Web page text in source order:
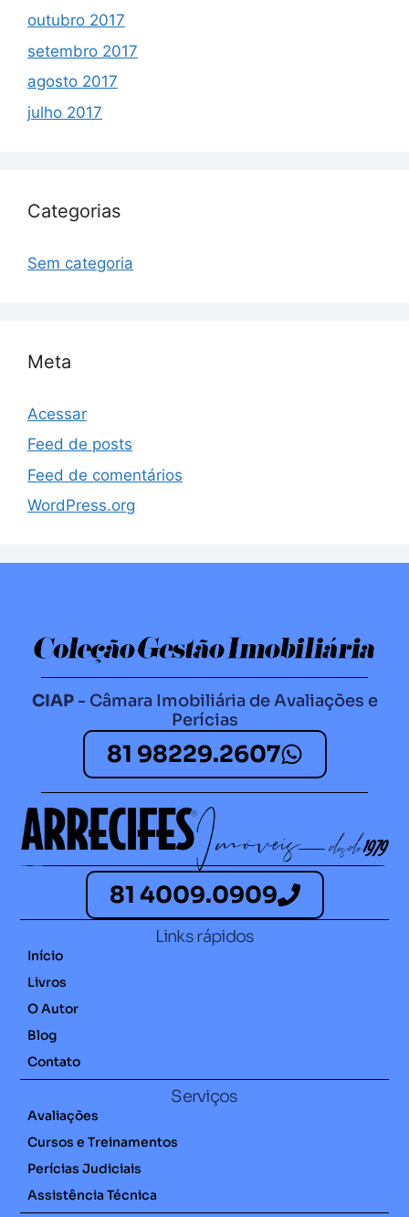
outubro 2017
setembro 2017
agosto 2017
julho 2017
Categorias
Sem categoria
Meta
Acessar
Feed de posts
Feed de comentários
WordPress.org
CIAP- Câmara Imobiliária de Avaliações e
Perícias
81 98229.2607​
81 4009.0909
Links rápidos
Início
Livros
O Autor
Blog
Contato
Serviços
Avaliações
Cursos e Treinamentos
Perícias Judiciais
Assistência Técnica